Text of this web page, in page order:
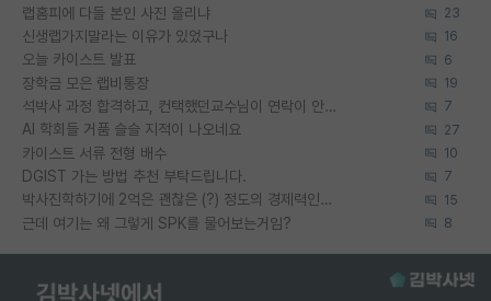
랩홈피에 다들 본인 사진 올리냐 23
신생랩가지말라는 이유가 있었구나 16
오늘 카이스트 발표 6
장학금 모은 랩비통장 19
석박사 과정 합격하고, 컨택했던교수님이 연락이 안됩니다... 7
AI 학회들 거품 슬슬 지적이 나오네요 27
카이스트 서류 전형 배수 10
DGIST 가는 방법 추천 부탁드립니다. 7
박사진학하기에 2억은 괜찮은 (?) 정도의 경제력인가요 15
근데 여기는 왜 그렇게 SPK를 물어보는거임? 8